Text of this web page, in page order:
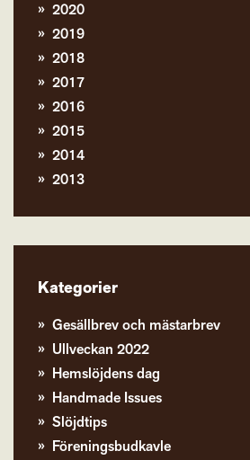
2020
2019
2018
2017
2016
2015
2014
2013
Kategorier
Gesällbrev och mästarbrev
Ullveckan 2022
Hemslöjdens dag
Handmade Issues
Slöjdtips
Föreningsbudkavle